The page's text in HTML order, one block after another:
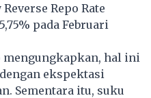
Repo Rate
pada Februari
mengungkapkan, hal ini
ekspektasi
Sementara itu, suku